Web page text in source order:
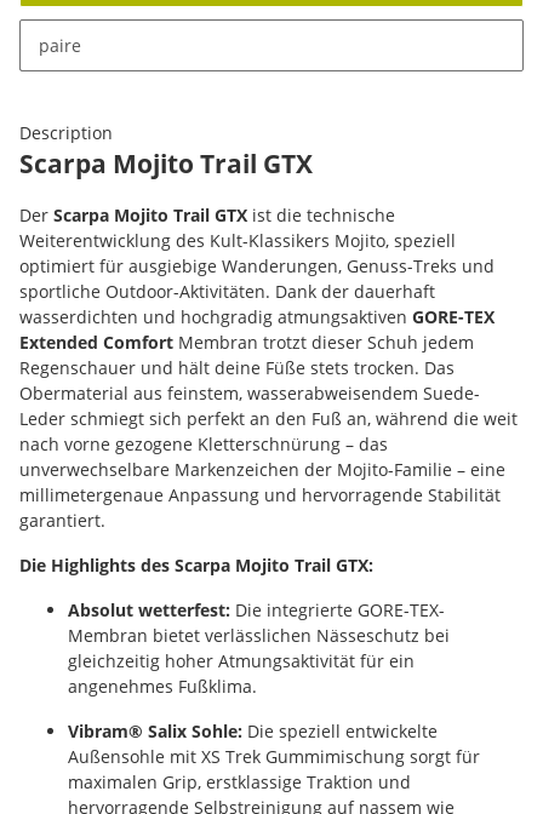
paire
Cet article se décline en plusieurs variantes. Veuillez
sélectionner la variante de votre choix.
Description
Scarpa Mojito Trail GTX
Der Scarpa Mojito Trail GTX ist die technische
Weiterentwicklung des Kult-Klassikers Mojito, speziell
optimiert für ausgiebige Wanderungen, Genuss-Treks und
sportliche Outdoor-Aktivitäten. Dank der dauerhaft
wasserdichten und hochgradig atmungsaktiven GORE-TEX
Extended Comfort Membran trotzt dieser Schuh jedem
Regenschauer und hält deine Füße stets trocken. Das
Obermaterial aus feinstem, wasserabweisendem Suede-
Leder schmiegt sich perfekt an den Fuß an, während die weit
nach vorne gezogene Kletterschnürung – das
unverwechselbare Markenzeichen der Mojito-Familie – eine
millimetergenaue Anpassung und hervorragende Stabilität
garantiert.
Die Highlights des Scarpa Mojito Trail GTX:
Absolut wetterfest: Die integrierte GORE-TEX-
Membran bietet verlässlichen Nässeschutz bei
gleichzeitig hoher Atmungsaktivität für ein
angenehmes Fußklima.
Vibram® Salix Sohle: Die speziell entwickelte
Außensohle mit XS Trek Gummimischung sorgt für
maximalen Grip, erstklassige Traktion und
hervorragende Selbstreinigung auf nassem wie